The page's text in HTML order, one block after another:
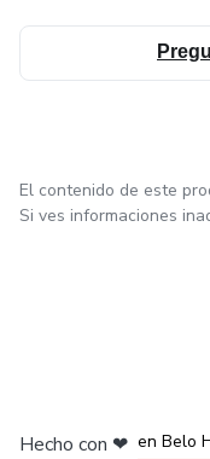
El contenido de este
Si ves informaciones
Hecho con ❤ en Belo